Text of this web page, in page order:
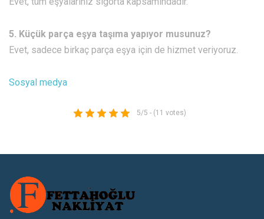
5. Küçük parça eşya taşıma yapıyor musunuz?
Evet, sadece birkaç parça eşya için de hizmet veriyoruz.
Sosyal medya
5/5 - (11 votes)